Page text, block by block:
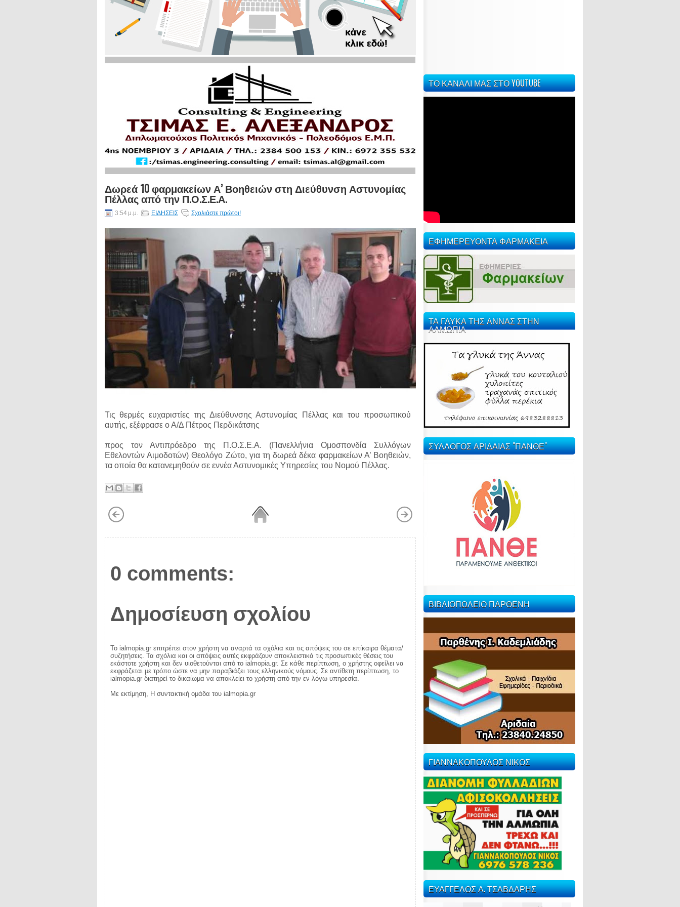
Δωρεά 10 φαρμακείων Α’ Βοηθειών στη Διεύθυνση Αστυνομίας
Πέλλας από την Π.Ο.Σ.Ε.Α.
3:54 μ.μ. ΕΙΔΗΣΕΙΣ Σχολιάστε πρώτοι!
Τις θερμές ευχαριστίες της Διεύθυνσης Αστυνομίας Πέλλας και του προσωπικού
αυτής, εξέφρασε ο Α/Δ Πέτρος Περδικάτσης
προς τον Αντιπρόεδρο της Π.Ο.Σ.Ε.Α. (Πανελλήνια Ομοσπονδία Συλλόγων
Εθελοντών Αιμοδοτών) Θεολόγο Ζώτο, για τη δωρεά δέκα φαρμακείων Α’ Βοηθειών,
τα οποία θα κατανεμηθούν σε εννέα Αστυνομικές Υπηρεσίες του Νομού Πέλλας.
0 comments:
Δημοσίευση σχολίου
Το ialmopia.gr επιτρέπει στον χρήστη να αναρτά τα σχόλια και τις απόψεις του σε επίκαιρα θέματα/
συζητήσεις. Τα σχόλια και οι απόψεις αυτές εκφράζουν αποκλειστικά τις προσωπικές θέσεις του
εκάστοτε χρήστη και δεν υιοθετούνται από το ialmopia.gr. Σε κάθε περίπτωση, ο χρήστης οφείλει να
εκφράζεται με τρόπο ώστε να μην παραβιάζει τους ελληνικούς νόμους. Σε αντίθετη περίπτωση, το
ialmopia.gr διατηρεί το δικαίωμα να αποκλείει το χρήστη από την εν λόγω υπηρεσία.
Με εκτίμηση, Η συντακτική ομάδα του ialmopia.gr
ΤΟ ΚΑΝΑΛΙ ΜΑΣ ΣΤΟ YOUTUBE
ΕΦΗΜΕΡΕΥΟΝΤΑ ΦΑΡΜΑΚΕΙΑ
ΤΑ ΓΛΥΚΑ ΤΗΣ ΑΝΝΑΣ ΣΤΗΝ
ΑΛΜΩΠΙΑ
ΣΥΛΛΟΓΟΣ ΑΡΙΔΑΙΑΣ "ΠΑΝΘΕ"
ΒΙΒΛΙΟΠΩΛΕΙΟ ΠΑΡΘΕΝΗ
ΓΙΑΝΝΑΚΟΠΟΥΛΟΣ ΝΙΚΟΣ
ΕΥΑΓΓΕΛΟΣ Α. ΤΣΑΒΔΑΡΗΣ